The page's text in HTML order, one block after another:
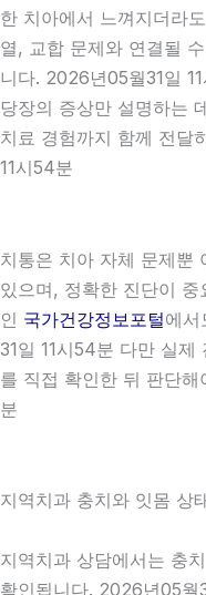
한 치아에서 느껴지더라
열, 교합 문제와 연결될
니다. 2026년05월31일
당장의 증상만 설명하는
치료 경험까지 함께 전달
11시54분
치통은 치아 자체 문제뿐
있으며, 정확한 진단이
인 국가건강정보포털에
31일 11시54분 다만 실제
를 직접 확인한 뒤 판단
분
지역치과 충치와 잇몸 상
지역치과 상담에서는 충
확인됩니다. 2026년05월